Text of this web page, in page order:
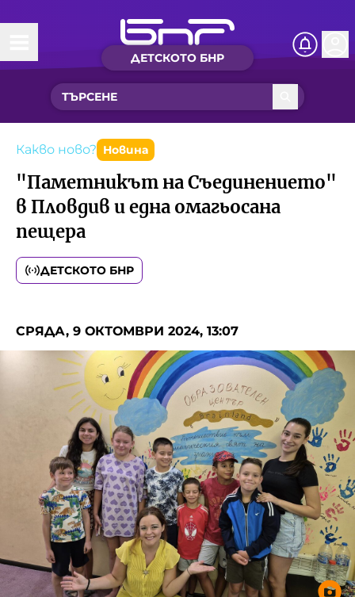
ДЕТСКОТО БНР
Начало
Какво ново?
Рубрики с вълшебства
Детско радио
Чуйте
Новините на детски език
Песнички
Искри
Интересен архив
Нашите гости
Фантазирай
Приказки
История на изкуството
Музикална кутийка
От соул до рокендрол
Междучасие
Яйцето на света
Игри
Кои сме ние?
За вас, родители
БНР
БНР Новини
Архивен фонд на БНР
Какво ново? Новина
"Паметникът на Съединението"
в Пловдив и една омагьосана
пещера
ДЕТСКОТО БНР
СРЯДА, 9 ОКТОМВРИ 2024, 13:07